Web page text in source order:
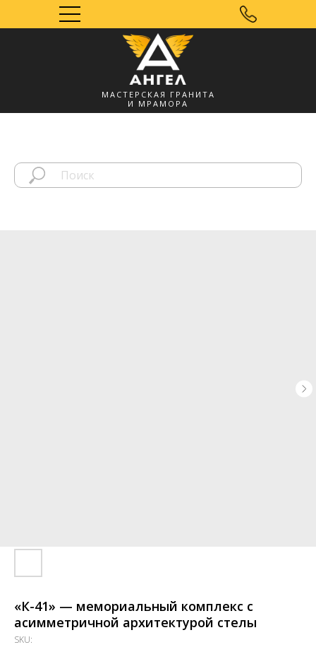
МАСТЕРСКАЯ ГРАНИТА
И МРАМОРА
«К-41» — мемориальный комплекс с
асимметричной архитектурой стелы
SKU: